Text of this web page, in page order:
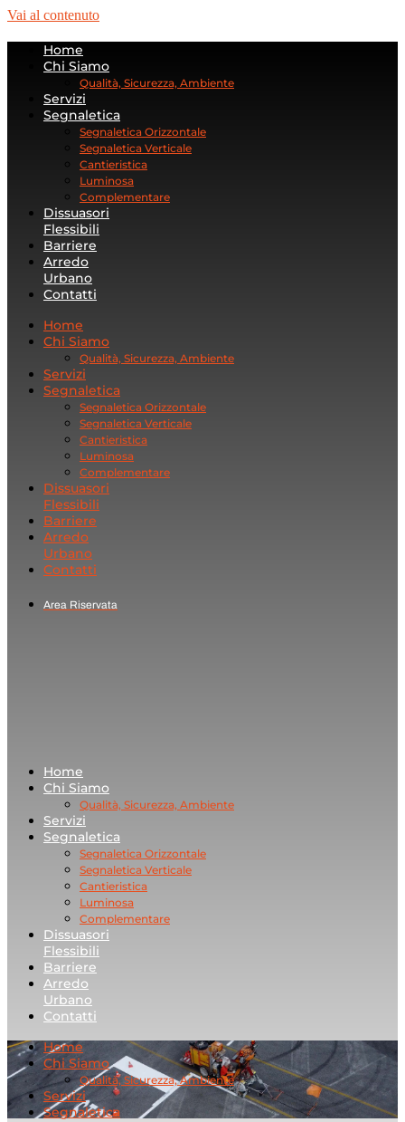
Vai al contenuto
Home
Chi Siamo
Qualità, Sicurezza, Ambiente
Servizi
Segnaletica
Segnaletica Orizzontale
Segnaletica Verticale
Cantieristica
Luminosa
Complementare
Dissuasori
Flessibili
Barriere
Arredo
Urbano
Contatti
Home
Chi Siamo
Qualità, Sicurezza, Ambiente
Servizi
Segnaletica
Segnaletica Orizzontale
Segnaletica Verticale
Cantieristica
Luminosa
Complementare
Dissuasori
Flessibili
Barriere
Arredo
Urbano
Contatti
Area Riservata
Home
Chi Siamo
Qualità, Sicurezza, Ambiente
Servizi
Segnaletica
Segnaletica Orizzontale
Segnaletica Verticale
Cantieristica
Luminosa
Complementare
Dissuasori
Flessibili
Barriere
Arredo
Urbano
Contatti
Home
Chi Siamo
Qualità, Sicurezza, Ambiente
Servizi
Segnaletica